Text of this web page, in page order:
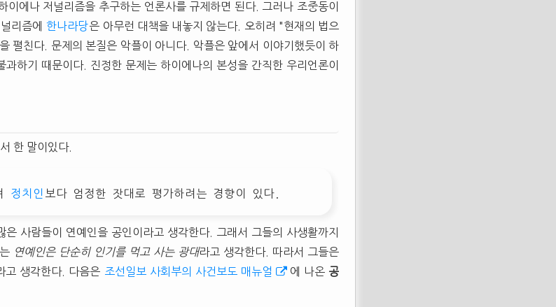
이에나 저널리즘을 추구하는 언론사를 규제하면 된다. 그러나 조중동이
리즘에 한나라당은 아무런 대책을 내놓지 않는다. 오히려 "현재의 법으
펼친다. 문제의 본질은 악플이 아니다. 악플은 앞에서 이야기했듯이 하
하기 때문이다. 진정한 문제는 하이에나의 본성을 간직한 우리언론이
한 말이있다.
정치인 보다 엄정한 잣대로 평가하려는 경향이 있다.
사람들이 연예인을 공인이라고 생각한다. 그래서 그들의 사생활까지
연예인은 단순히 인기를 먹고 사는 광대라고 생각한다. 따라서 그들은
고 생각한다. 다음은 조선일보 사회부의 사건보도 매뉴얼 에 나온 공